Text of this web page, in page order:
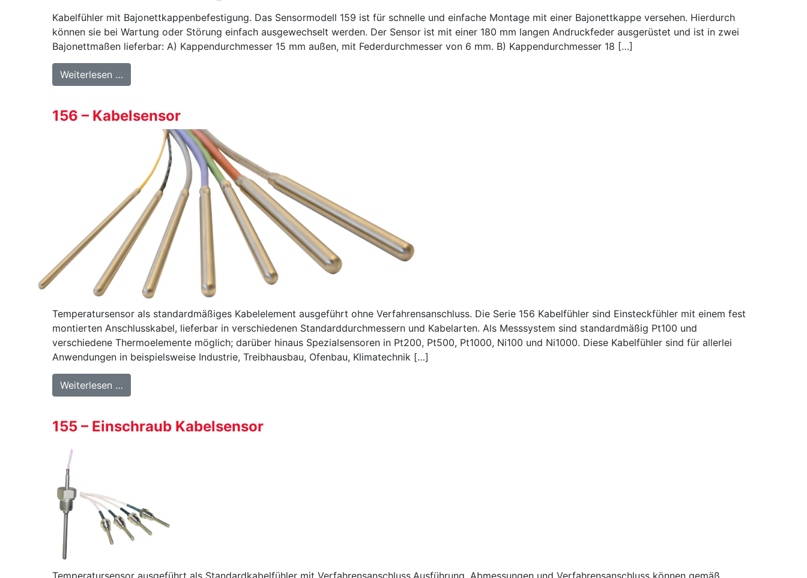
Kabelfühler mit Bajonettkappenbefestigung. Das Sensormodell 159 ist für schnelle und einfache Montage mit einer Bajonettkappe versehen. Hierdurch
können sie bei Wartung oder Störung einfach ausgewechselt werden. Der Sensor ist mit einer 180 mm langen Andruckfeder ausgerüstet und ist in zwei
Bajonettmaßen lieferbar: A) Kappendurchmesser 15 mm außen, mit Federdurchmesser von 6 mm. B) Kappendurchmesser 18 […]
Weiterlesen …
156 – Kabelsensor
Temperatursensor als standardmäßiges Kabelelement ausgeführt ohne Verfahrensanschluss. Die Serie 156 Kabelfühler sind Einsteckfühler mit einem fest
montierten Anschlusskabel, lieferbar in verschiedenen Standarddurchmessern und Kabelarten. Als Messsystem sind standardmäßig Pt100 und
verschiedene Thermoelemente möglich; darüber hinaus Spezialsensoren in Pt200, Pt500, Pt1000, Ni100 und Ni1000. Diese Kabelfühler sind für allerlei
Anwendungen in beispielsweise Industrie, Treibhausbau, Ofenbau, Klimatechnik […]
Weiterlesen …
155 – Einschraub Kabelsensor
Temperatursensor ausgeführt als Standardkabelfühler mit Verfahrensanschluss.Ausführung, Abmessungen und Verfahrensanschluss können gemäß